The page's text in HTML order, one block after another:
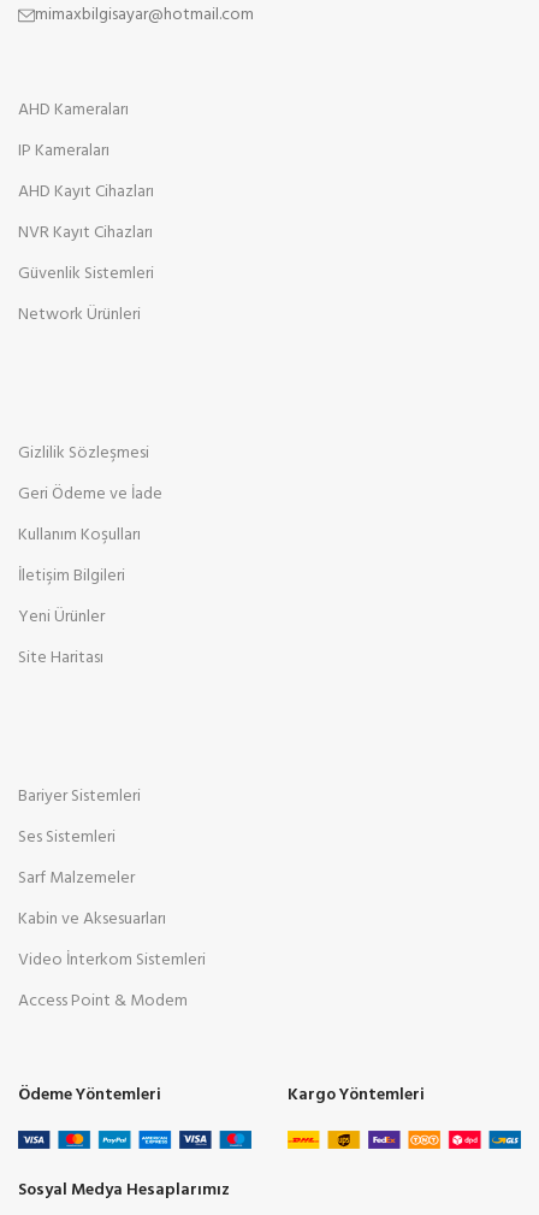
mimaxbilgisayar@hotmail.com
AHD Kameraları
IP Kameraları
AHD Kayıt Cihazları
NVR Kayıt Cihazları
Güvenlik Sistemleri
Network Ürünleri
Gizlilik Sözleşmesi
Geri Ödeme ve İade
Kullanım Koşulları
İletişim Bilgileri
Yeni Ürünler
Site Haritası
Bariyer Sistemleri
Ses Sistemleri
Sarf Malzemeler
Kabin ve Aksesuarları
Video İnterkom Sistemleri
Access Point & Modem
Ödeme Yöntemleri Kargo Yöntemleri
Sosyal Medya Hesaplarımız